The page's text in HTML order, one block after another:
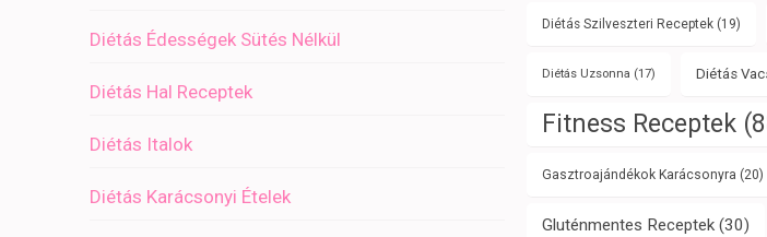
Diétás Édességek Sütés Nélkül
Diétás Hal Receptek
Diétás Italok
Diétás Karácsonyi Ételek
Diétás Szilveszteri Receptek(19)
Diétás Uzsonna (17) Diétás
Fitness Receptek
Gasztroajándékok Karácsonyra (20)
Gluténmentes Receptek(30)